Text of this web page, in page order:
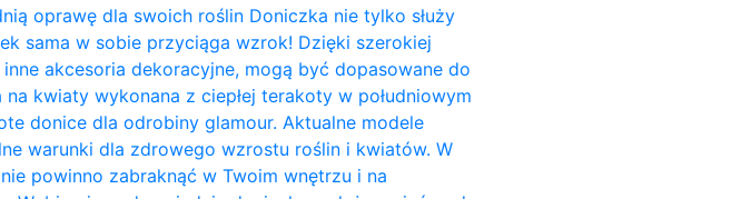
oprawę dla swoich roślin Doniczka nie tylko służy
sama w sobie przyciąga wzrok! Dzięki szerokiej
akcesoria dekoracyjne, mogą być dopasowane do
kwiaty wykonana z ciepłej terakoty w południowym
donice dla odrobiny glamour. Aktualne modele
warunki dla zdrowego wzrostu roślin i kwiatów. W
powinno zabraknąć w Twoim wnętrzu i na